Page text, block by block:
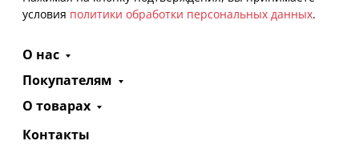
условия политики обработки персональных данных.
О нас
Покупателям
О товарах
Контакты